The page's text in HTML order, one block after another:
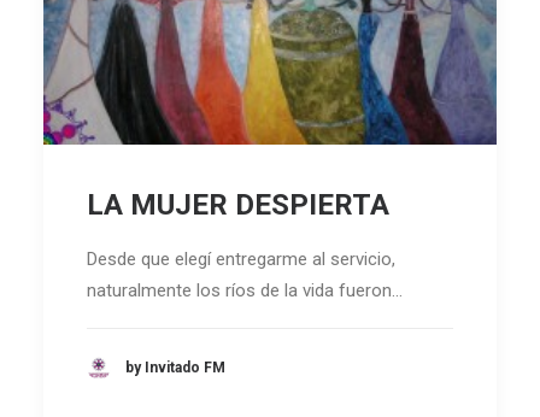
LA MUJER DESPIERTA
Desde que elegí entregarme al servicio,
naturalmente los ríos de la vida fueron…
by Invitado FM